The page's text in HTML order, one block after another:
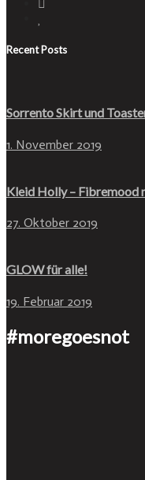
Recent Posts
Sorrento Skirt und
1. November 2019
Kleid Holly – Fibremood
27. Oktober 2019
GLOW für alle!
19. Februar 2019
#moregoesnot